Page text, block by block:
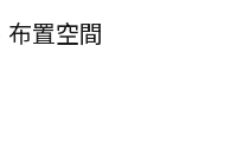
置空間